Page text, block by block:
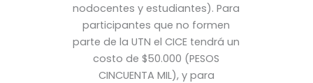
nodocentes y estudiantes). Para
participantes que no formen
parte de la UTN el CICE tendrá un
costo de $50.000 (PESOS
CINCUENTA MIL), y para